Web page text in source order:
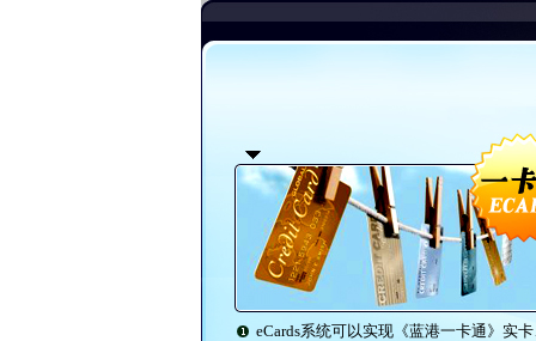
eCards系统可以实现《蓝港一卡通》实